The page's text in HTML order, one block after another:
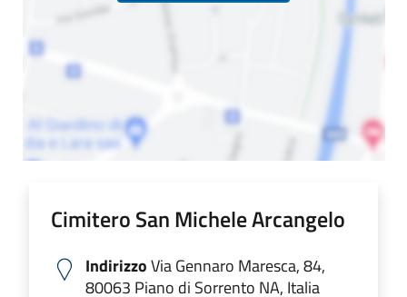
Cimitero San Michele Arcangelo
IndirizzoVia Gennaro Maresca, 84,
80063 Piano di Sorrento NA, Italia